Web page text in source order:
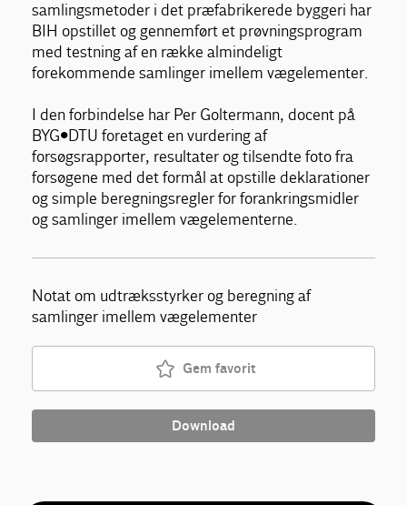
samlingsmetoder i det præfabrikerede byggeri har
BIH opstillet og gennemført et prøvningsprogram
med testning af en række almindeligt
forekommende samlinger imellem vægelementer.
I den forbindelse har Per Goltermann, docent på
BYG•DTU foretaget en vurdering af
forsøgsrapporter, resultater og tilsendte foto fra
forsøgene med det formål at opstille deklarationer
og simple beregningsregler for forankringsmidler
og samlinger imellem vægelementerne.
Notat om udtræksstyrker og beregning af
samlinger imellem vægelementer
Gem favorit
Download